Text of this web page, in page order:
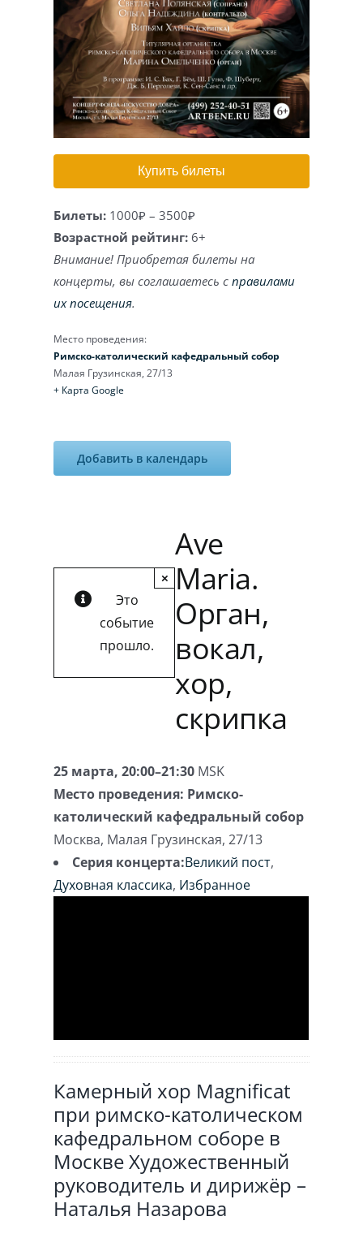
Игра на органе
Купить билеты
Билеты: 1000₽ – 3500₽
Возрастной рейтинг: 6+
Внимание! Приобретая билеты на
концерты, вы соглашаетесь справилами
их посещения.
Место проведения:
Римско-католический кафедральный собор
Малая Грузинская, 27/13
+ Карта Google
Добавить в календарь
Это
событие
прошло.
×
Ave
Maria.
Орган,
вокал,
хор,
скрипка
25 марта, 20:00–21:30 MSK
Место проведения: Римско-
католический кафедральный собор
Москва, Малая Грузинская, 27/13
Серия концерта:Великий пост,
Духовная классика, Избранное
Камерный хор Magnificat
при римско-католическом
кафедральном соборе в
Москве Художественный
руководитель и дирижёр –
Наталья Назарова